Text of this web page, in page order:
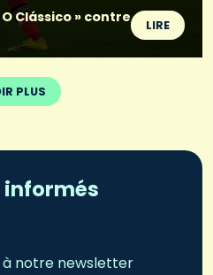
Clássico » contre
LIRE
PLUS
informés
notre newsletter